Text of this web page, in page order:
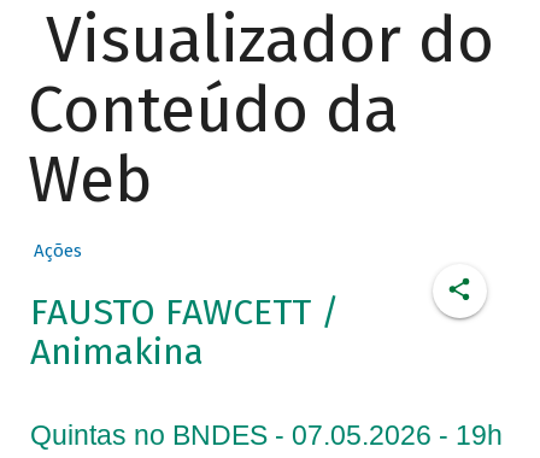
Visualizador do
Conteúdo da
Web
Ações
FAUSTO FAWCETT /
Animakina
Quintas no BNDES - 07.05.2026 - 19h